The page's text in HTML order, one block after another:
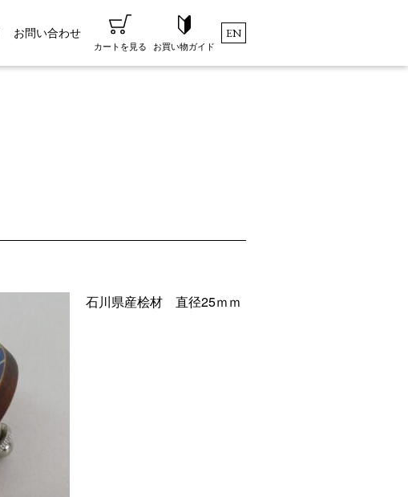
お問い合わせ
カートを見る お買い物ガイド
EN
石川県産桧材 直径25ｍｍ